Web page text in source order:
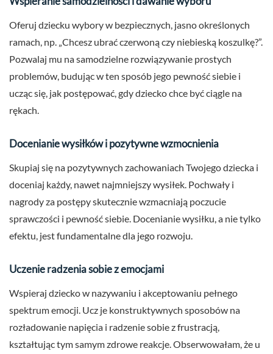
Oferuj dziecku wybory w bezpiecznych, jasno określonych
ramach, np. „Chcesz ubrać czerwoną czy niebieską koszulkę?”.
Pozwalaj mu na samodzielne rozwiązywanie prostych
problemów, budując w ten sposób jego pewność siebie i
ucząc się, jak postępować, gdy dziecko chce być ciągle na
rękach.
Docenianie wysiłków i pozytywne wzmocnienia
Skupiaj się na pozytywnych zachowaniach Twojego dziecka i
doceniaj każdy, nawet najmniejszy wysiłek. Pochwały i
nagrody za postępy skutecznie wzmacniają poczucie
sprawczości i pewność siebie. Docenianie wysiłku, a nie tylko
efektu, jest fundamentalne dla jego rozwoju.
Uczenie radzenia sobie z emocjami
Wspieraj dziecko w nazywaniu i akceptowaniu pełnego
spektrum emocji. Ucz je konstruktywnych sposobów na
rozładowanie napięcia i radzenie sobie z frustracją,
kształtując tym samym zdrowe reakcje. Obserwowałam, że u